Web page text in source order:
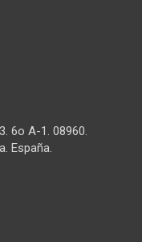
6o A-1. 08960.
España.